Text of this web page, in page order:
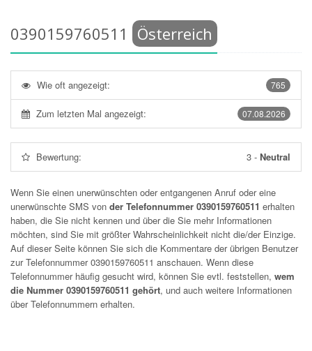
0390159760511 Österreich
765
Wie oft angezeigt:
07.08.2026
Zum letzten Mal angezeigt:
Bewertung: 3 - Neutral
Wenn Sie einen unerwünschten oder entgangenen Anruf oder eine
unerwünschte SMS von der Telefonnummer 0390159760511 erhalten
haben, die Sie nicht kennen und über die Sie mehr Informationen
möchten, sind Sie mit größter Wahrscheinlichkeit nicht die/der Einzige.
Auf dieser Seite können Sie sich die Kommentare der übrigen Benutzer
zur Telefonnummer0390159760511 anschauen. Wenn diese
Telefonnummer häufig gesucht wird, können Sie evtl. feststellen, wem
die Nummer 0390159760511 gehört, und auch weitere Informationen
über Telefonnummern erhalten.